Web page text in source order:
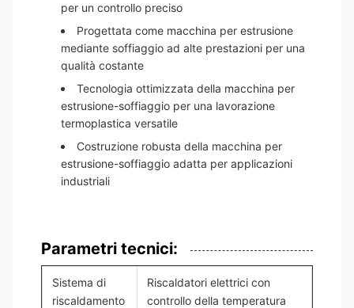
per un controllo preciso
Progettata come macchina per estrusione
mediante soffiaggio ad alte prestazioni per una
qualità costante
Tecnologia ottimizzata della macchina per
estrusione-soffiaggio per una lavorazione
termoplastica versatile
Costruzione robusta della macchina per
estrusione-soffiaggio adatta per applicazioni
industriali
Parametri tecnici:
Sistema di
riscaldamento
Riscaldatori elettrici con
controllo della temperatura